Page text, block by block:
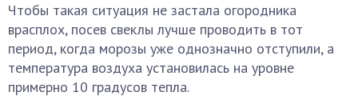
Чтобы такая ситуация не застала огородника
врасплох, посев свеклы лучше проводить в тот
период, когда морозы уже однозначно отступили, а
температура воздуха установилась на уровне
примерно 10 градусов тепла.